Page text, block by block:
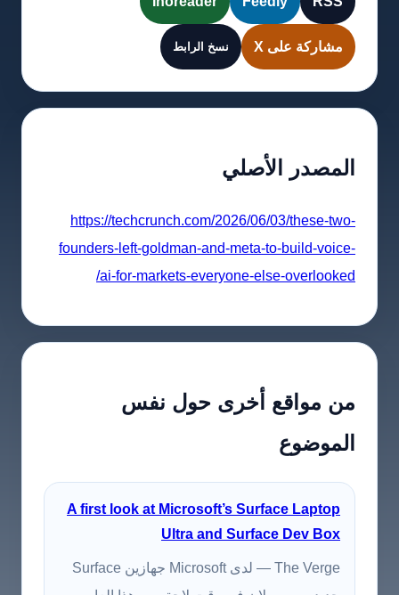
مشاركة على X نسخ الرابط
المصدر الأصلي
https://techcrunch.com/2026/06/03/these-two-
founders-left-goldman-and-meta-to-build-voice-
ai-for-markets-everyone-else-overlooked/
من مواقع أخرى حول نفس
الموضوع
A first look at Microsoft’s Surface Laptop
Ultra and Surface Dev Box
The Verge — لدى Microsoft جهازين Surface